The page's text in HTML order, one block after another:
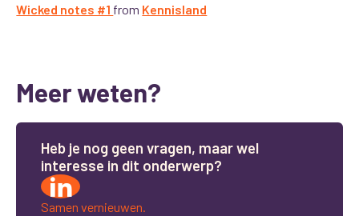
Wicked notes #1 from Kennisland
Meer weten?
Heb je nog geen vragen, maarwel
interesse in dit onderwerp?
Samen vernieuwen.